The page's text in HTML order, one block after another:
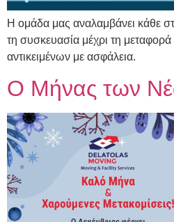
Η ομάδα μας αναλαμβάνει κάθε
τη συσκευασία μέχρι τη
αντικειμένων με ασφάλεια.
Ο Μήνας των